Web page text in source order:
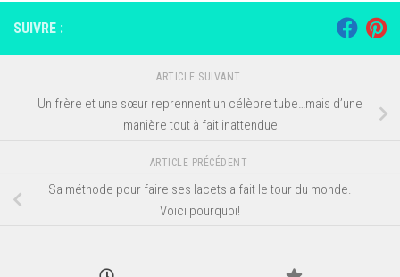
SUIVRE :
ARTICLE SUIVANT
Un frère et une sœur reprennent un célèbre tube…mais d’une
manière tout à fait inattendue
ARTICLE PRÉCÉDENT
Sa méthode pour faire ses lacets a fait le tour du monde.
Voici pourquoi!